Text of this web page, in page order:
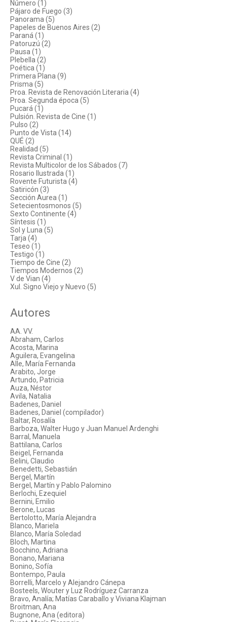
Número (1)
Pájaro de Fuego (3)
Panorama (5)
Papeles de Buenos Aires (2)
Paraná (1)
Patoruzú (2)
Pausa (1)
Plebella (2)
Poética (1)
Primera Plana (9)
Prisma (5)
Proa. Revista de Renovación Literaria (4)
Proa. Segunda época (5)
Pucará (1)
Pulsión. Revista de Cine (1)
Pulso (2)
Punto de Vista (14)
QUÉ (2)
Realidad (5)
Revista Criminal (1)
Revista Multicolor de los Sábados (7)
Rosario Ilustrada (1)
Rovente Futurista (4)
Satiricón (3)
Sección Aurea (1)
Setecientosmonos (5)
Sexto Continente (4)
Síntesis (1)
Sol y Luna (5)
Tarja (4)
Teseo (1)
Testigo (1)
Tiempo de Cine (2)
Tiempos Modernos (2)
V de Vian (4)
Xul. Signo Viejo y Nuevo (5)
Autores
AA. VV.
Abraham, Carlos
Acosta, Marina
Aguilera, Evangelina
Alle, María Fernanda
Arabito, Jorge
Artundo, Patricia
Auza, Néstor
Avila, Natalia
Badenes, Daniel
Badenes, Daniel (compilador)
Baltar, Rosalía
Barboza, Walter Hugo y Juan Manuel Ardenghi
Barral, Manuela
Battilana, Carlos
Beigel, Fernanda
Belini, Claudio
Benedetti, Sebastián
Bergel, Martín
Bergel, Martín y Pablo Palomino
Berlochi, Ezequiel
Bernini, Emilio
Berone, Lucas
Bertolotto, María Alejandra
Blanco, Mariela
Blanco, María Soledad
Bloch, Martina
Bocchino, Adriana
Bonano, Mariana
Bonino, Sofía
Bontempo, Paula
Borrelli, Marcelo y Alejandro Cánepa
Bosteels, Wouter y Luz Rodríguez Carranza
Bravo, Analía; Matías Caraballo y Viviana Klajman
Broitman, Ana
Bugnone, Ana (editora)